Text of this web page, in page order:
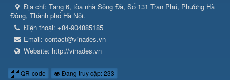
Địa chỉ: Tầng 6, tòa nhà Sông Đà, Số 131 Trần Phú, Phường Hà
Đông, Thành phố Hà Nội.
Điện thoại: +84-904885185
Email: contact@vinades.vn
Website: http://vinades.vn
QR-code Đang truy cập: 233